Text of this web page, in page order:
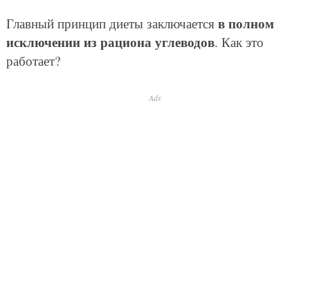
Главный принцип диеты заключается в полном
исключении из рациона углеводов. Как это
работает?
Ads